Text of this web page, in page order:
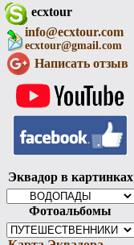
ecxtour
info@ecxtour.com
ecxtour@gmail.com
Написать отзыв
Эквадор в картинках
Фотоальбомы